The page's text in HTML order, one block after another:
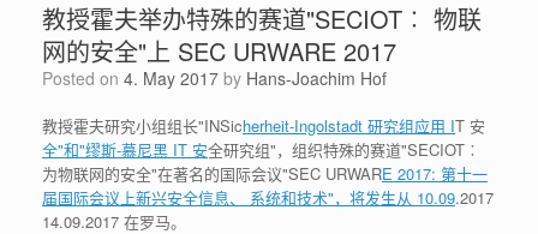
教授霍夫举办特殊的赛道"SECIOT︰ 物联
网的安全"上 SEC URWARE 2017
Posted on 4. May 2017 by Hans-Joachim Hof
教授霍夫研究小组组长"INSicherheit-Ingolstadt 研究组应用 IT 安
全"和"缪斯-慕尼黑 IT 安全研究组"，组织特殊的赛道"SECIOT︰
为物联网的安全"在著名的国际会议"SEC URWARE 2017: 第十一
届国际会议上新兴安全信息、 系统和技术"，将发生从 10.09.2017
14.09.2017 在罗马。